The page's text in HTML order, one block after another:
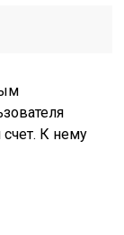
счет. К нему